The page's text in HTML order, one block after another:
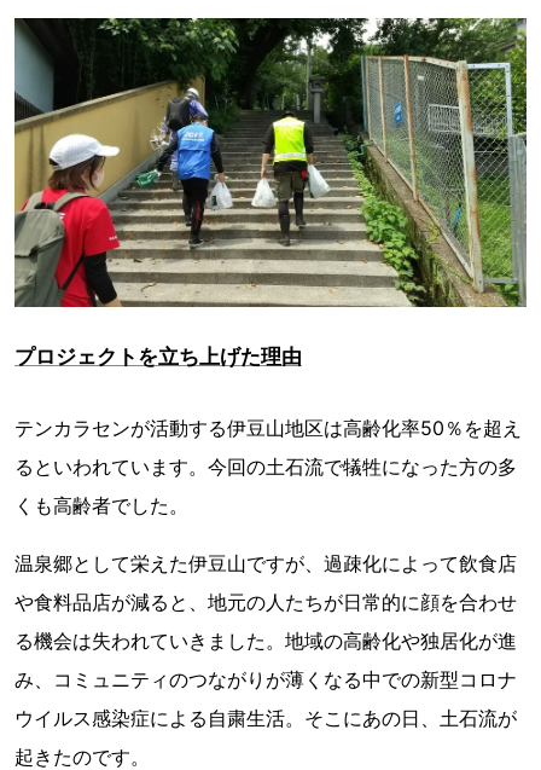
プロジェクトを立ち上げた理由
テンカラセンが活動する伊豆山地区は高齢化率50％を超え
るといわれています。今回の土石流で犠牲になった方の多
くも高齢者でした。
温泉郷として栄えた伊豆山ですが、過疎化によって飲食店
や食料品店が減ると、地元の人たちが日常的に顔を合わせ
る機会は失われていきました。地域の高齢化や独居化が進
み、コミュニティのつながりが薄くなる中での新型コロナ
ウイルス感染症による自粛生活。そこにあの日、土石流が
起きたのです。